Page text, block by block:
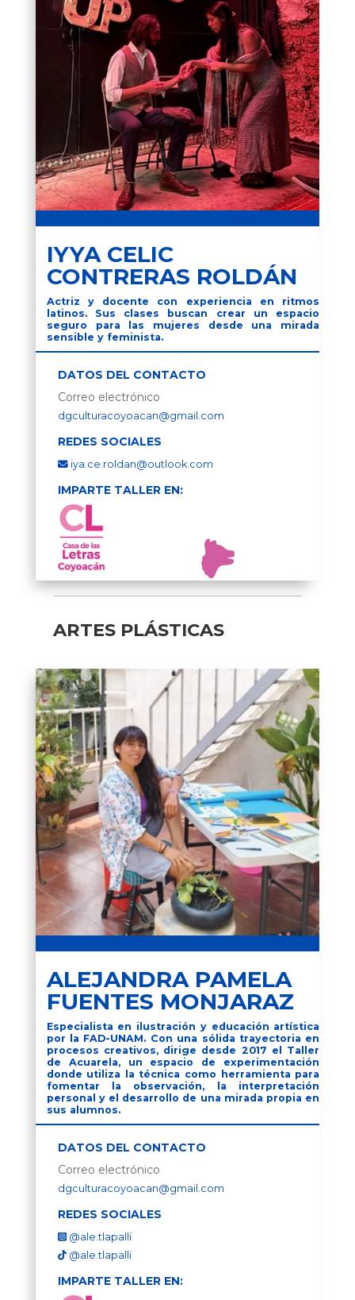
IYYA CELIC
CONTRERAS ROLDÁN
Actriz y docente con experiencia en ritmos
latinos. Sus clases buscan crear un espacio
seguro para las mujeres desde una mirada
sensible y feminista.
DATOS DEL CONTACTO
Correo electrónico
dgculturacoyoacan@gmail.com
REDES SOCIALES
iya.ce.roldan@outlook.com
IMPARTE TALLER EN:
ARTES PLÁSTICAS
ALEJANDRA PAMELA
FUENTES MONJARAZ
Especialista en ilustración y educación artística
por la FAD-UNAM. Con una sólida trayectoria en
procesos creativos, dirige desde 2017 el Taller
de Acuarela, un espacio de experimentación
donde utiliza la técnica como herramienta para
fomentar la observación, la interpretación
personal y el desarrollo de una mirada propia en
sus alumnos.
DATOS DEL CONTACTO
Correo electrónico
dgculturacoyoacan@gmail.com
REDES SOCIALES
@ale.tlapalli
@ale.tlapalli
IMPARTE TALLER EN: